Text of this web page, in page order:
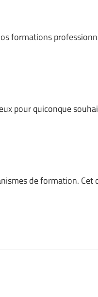
formations
pour quiconque
de formation.